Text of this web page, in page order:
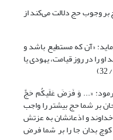
بر وجوب حج دلالت می‌کند از
«آن که مستطیع باشد و
او را در روز قیامت، یهودی یا
«... وَ فَرَضَ عَلَیکُم حَجَّ
11/15) «خدای سبحان بر شما حج بیشتر را واجب
و اذعانشان به عزتش
بدان جا را بر شما فرض